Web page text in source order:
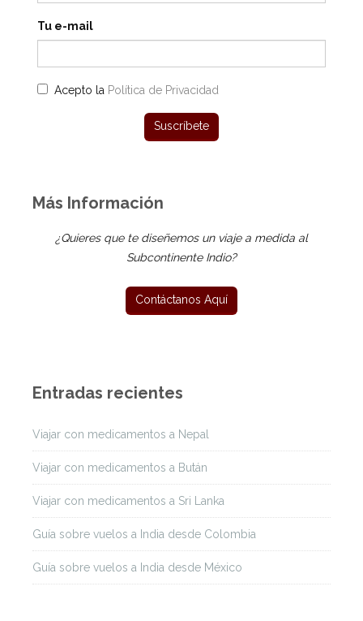
Tu e-mail
Acepto la Política de Privacidad
Más Información
¿Quieres que te diseñemos un viaje a medida al
Subcontinente Indio?
Entradas recientes
Viajar con medicamentos a Nepal
Viajar con medicamentos a Bután
Viajar con medicamentos a Sri Lanka
Guía sobre vuelos a India desde Colombia
Guía sobre vuelos a India desde México